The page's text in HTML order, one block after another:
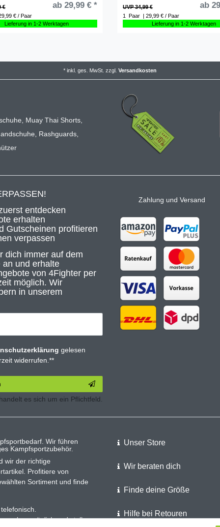
€ ab 29,99 € *
€ / Paar
Lieferung in 1-2 Werktagen
UVP 34,99 € ab
1 Paar | 29,99 € / Paar
Lieferung in 1-2 Werktagen
* inkl. ges. MwSt. zzgl. Versandkosten
, Muay Thai Shorts,
, Rashguards,
entdecken
erhalten
Gutscheinen profitieren
verpassen
dich immer auf dem
an und erhalte
von 4Fighter per
möglich. Wir
in unserem
gelesen
widerrufen.**
es sich um ein Pflichtfeld.
Zahlung und Versand
Wir führen
Kampfsportzubehör.
wir der richtige
Profitiere von
Sortiment und finde
auch persönlich und stellen
Unser Store
Wir beraten dich
Finde deine Größe
Hilfe bei Retouren